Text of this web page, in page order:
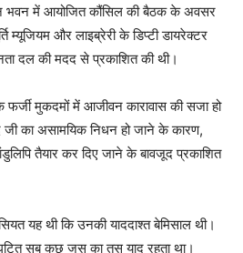
भवन में आयोजित कौंसिल की बैठक के अवसर
म्यूजियम और लाइब्रेरी के डिप्टी डायरेक्टर
दल की मदद से प्रकाशित की थी।
मुकदमों में आजीवन कारावास की सजा हो
जी का असामयिक निधन हो जाने के कारण,
तैयार कर दिए जाने के बावजूद प्रकाशित
यह थी कि उनकी याददाश्त बेमिसाल थी।
सब कुछ जस का तस याद रहता था।